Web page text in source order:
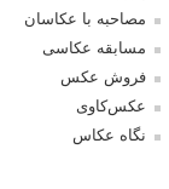
مصاحبه با عکاسان
مسابقه عکاسی
فروش عکس
عکس‌کاوی
نگاه عکاس